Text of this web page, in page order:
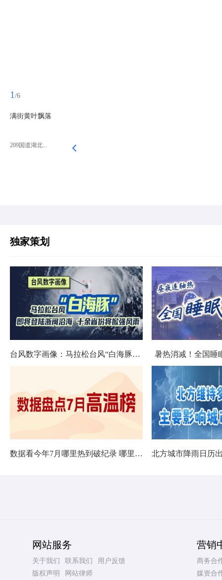
1 /6
满街黄叶飘落
209国道湖北...
独家策划
台风数字画像：马拉松台风“白海豚”将影响十余省份 暑热消减！全国睡
数据看今年7月哪里热到破纪录 哪里暑热连轴转
网站服务
关于我们 联系我们
用户反馈
版权声明
网站律师
营销
商务合
媒资合